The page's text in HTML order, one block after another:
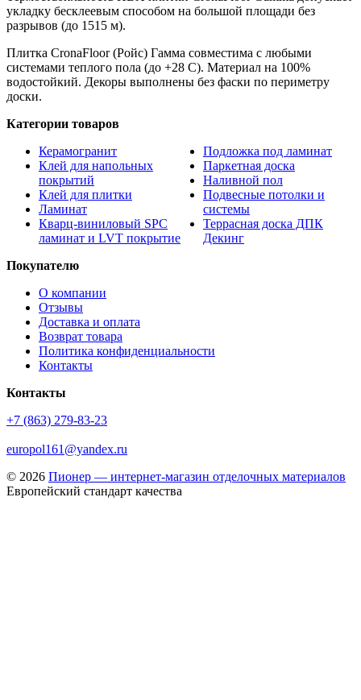
укладку бесклеевым способом на большой площади без
разрывов (до 1515 м).
Плитка CronaFloor (Ройс) Гамма совместима с любыми
системами теплого пола (до +28 C). Материал на 100%
водостойкий. Декоры выполнены без фаски по периметру
доски.
Категории товаров
Керамогранит
Клей для напольных
покрытий
Клей для плитки
Ламинат
Кварц-виниловый SPC
ламинат и LVT покрытие
Подложка под ламинат
Паркетная доска
Наливной пол
Подвесные потолки и
системы
Террасная доска ДПК
Декинг
Покупателю
О компании
Отзывы
Доставка и оплата
Возврат товара
Политика конфиденциальности
Контакты
Контакты
+7 (863) 279-83-23
europol161@yandex.ru
© 2026 Пионер — интернет-магазин отделочных материалов
Европейский стандарт качества